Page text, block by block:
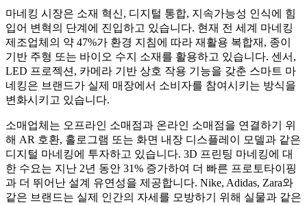
마네킹 시장은 소재 혁신, 디지털 통합, 지속가능성 인식에 힘
입어 변혁의 단계에 진입하고 있습니다. 현재 전 세계 마네킹
제조업체의 약 47%가 환경 지침에 따라 재활용 복합재, 종이
기반 주형 또는 바이오 수지 소재를 활용하고 있습니다. 센서,
LED 프로젝션, 카메라 기반 상호 작용 기능을 갖춘 스마트 마
네킹은 브랜드가 실제 매장에서 소비자를 참여시키는 방식을
변화시키고 있습니다.
소매업체는 오프라인 소매점과 온라인 소매점을 연결하기 위
해 AR 호환, 홀로그램 또는 화면 내장 디스플레이 모델과 같은
디지털 마네킹에 투자하고 있습니다. 3D 프린팅 마네킹에 대
한 수요는 지난 2년 동안 31% 증가하여 더 빠른 프로토타이핑
과 더 뛰어난 설계 유연성을 제공합니다. Nike, Adidas, Zara와
같은 브랜드는 실제 인간의 자세를 모방하기 위해 실물과 같은